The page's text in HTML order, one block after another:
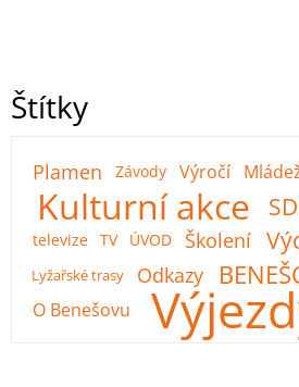
Štítky
Plamen Závody Výročí
Kulturní akce
televize TV ÚVOD Školení
Lyžařské trasy Odkazy
O Benešovu